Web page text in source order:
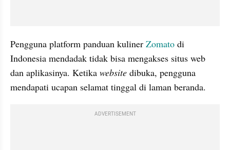
Pengguna platform panduan kuliner Zomato di
Indonesia mendadak tidak bisa mengakses situs web
dan aplikasinya. Ketika website dibuka, pengguna
mendapati ucapan selamat tinggal di laman beranda.
ADVERTISEMENT